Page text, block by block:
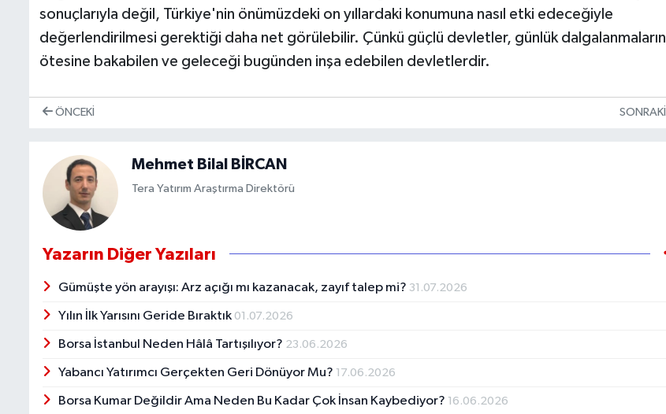
sonuçlarıyla değil, Türkiye'nin önümüzdeki on yıllardaki konumuna nasıl etki edeceğiyle
değerlendirilmesi gerektiği daha net görülebilir. Çünkü güçlü devletler, günlük dalgalanmaların
ötesine bakabilen ve geleceği bugünden inşa edebilen devletlerdir.
ÖNCEKI SONRAKI
Mehmet Bilal BİRCAN
Tera Yatırım Araştırma Direktörü
Yazarın Diğer Yazıları
Gümüşte yön arayışı: Arz açığı mı kazanacak, zayıf talep mi? 31.07.2026
Yılın İlk Yarısını Geride Bıraktık 01.07.2026
Borsa İstanbul Neden Hâlâ Tartışılıyor? 23.06.2026
Yabancı Yatırımcı Gerçekten Geri Dönüyor Mu? 17.06.2026
Borsa Kumar Değildir Ama Neden Bu Kadar Çok İnsan Kaybediyor? 16.06.2026